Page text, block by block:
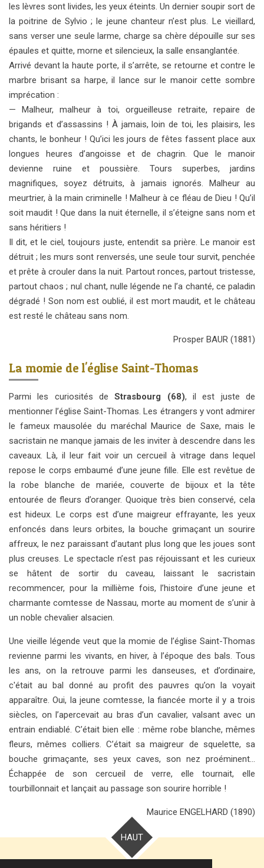
les lèvres sont livides, les yeux éteints. Un dernier soupir sort de
la poitrine de Sylvio ; le jeune chanteur n’est plus. Le vieillard,
sans verser une seule larme, charge sa chère dépouille sur ses
épaules et quitte, morne et silencieux, la salle ensanglantée.
Arrivé devant la haute porte, il s’arrête, se retourne et contre le
marbre brisant sa harpe, il lance sur le manoir cette sombre
imprécation :
— Malheur, malheur à toi, orgueilleuse retraite, repaire de
brigands et d’assassins ! À jamais, loin de toi, les plaisirs, les
chants, le bonheur ! Qu’ici les jours de fêtes fassent place aux
longues heures d’angoisse et de chagrin. Que le manoir
devienne ruine et poussière. Tours superbes, jardins
magnifiques, soyez détruits, à jamais ignorés. Malheur au
meurtrier, à la main criminelle ! Malheur à ce fléau de Dieu ! Qu’il
soit maudit ! Que dans la nuit éternelle, il s’éteigne sans nom et
sans héritiers !
Il dit, et le ciel, toujours juste, entendit sa prière. Le manoir est
détruit ; les murs sont renversés, une seule tour survit, penchée
et prête à crouler dans la nuit. Partout ronces, partout tristesse,
partout chaos ; nul chant, nulle légende ne l’a chanté, ce paladin
dégradé ! Son nom est oublié, il est mort maudit, et le château
est resté le château sans nom.
Prosper BAUR (1881)
La momie de l'église Saint-Thomas
Parmi les curiosités deStrasbourg (68), il est juste de
mentionner l’église Saint-Thomas. Les étrangers y vont admirer
le fameux mausolée du maréchal Maurice de Saxe, mais le
sacristain ne manque jamais de les inviter à descendre dans les
caveaux. Là, il leur fait voir un cercueil à vitrage dans lequel
repose le corps embaumé d’une jeune fille. Elle est revêtue de
la robe blanche de mariée, couverte de bijoux et la tête
entourée de fleurs d’oranger. Quoique très bien conservé, cela
est hideux. Le corps est d’une maigreur effrayante, les yeux
enfoncés dans leurs orbites, la bouche grimaçant un sourire
affreux, le nez paraissant d’autant plus long que les joues sont
plus creuses. Le spectacle n’est pas réjouissant et les curieux
se hâtent de sortir du caveau, laissant le sacristain
recommencer, pour la millième fois, l’histoire d’une jeune et
charmante comtesse de Nassau, morte au moment de s’unir à
un noble chevalier alsacien.
Une vieille légende veut que la momie de l’église Saint-Thomas
revienne parmi les vivants, en hiver, à l’époque des bals. Tous
les ans, on la retrouve parmi les danseuses, et d’ordinaire,
c'était au bal donné au profit des pauvres qu’on la voyait
apparaître. Oui, la jeune comtesse, la fiancée morte il y a trois
siècles, on l’apercevait au bras d’un cavalier, valsant avec un
entrain endiablé. C’était bien elle : même robe blanche, mêmes
fleurs, mêmes colliers. C’était sa maigreur de squelette, sa
bouche grimaçante, ses yeux caves, son nez proéminent…
Échappée de son cercueil de verre, elle tournait, elle
tourbillonnait et lançait au passage son sourire horrible !
Maurice ENGELHARD (1890)
HAUT